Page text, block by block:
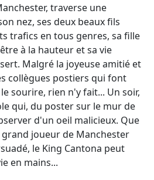
traverse une
nez, ses deux beaux fils
trafics en tous genres, sa fille
à la hauteur et sa vie
Malgré la joyeuse amitié et
collègues postiers qui font
sourire, rien n'y fait... Un soir,
qui, du poster sur le mur de
d'un oeil malicieux. Que
joueur de Manchester
le King Cantona peut
en mains...